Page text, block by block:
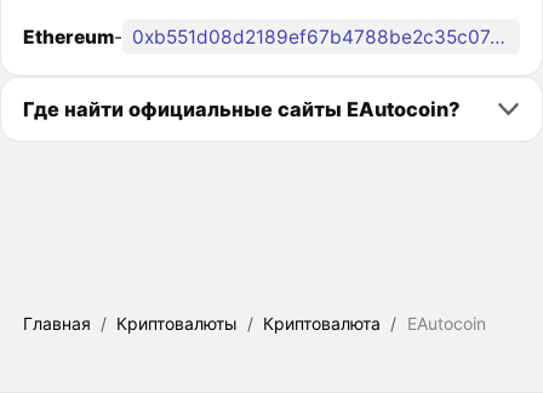
Ethereum- 0xb551d08d2189ef67b4788be2c35c0743693625ca
Где найти официальные сайты EAutocoin?
Главная / Криптовалюты / Криптовалюта / EAutocoin